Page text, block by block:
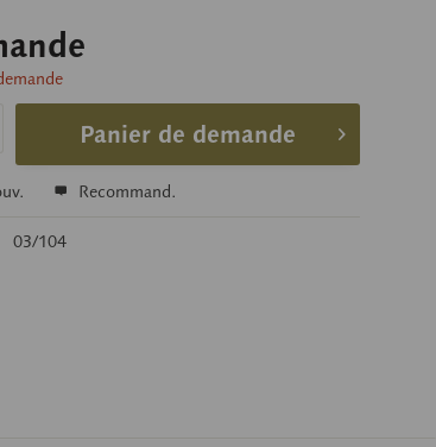
Panier de demande
Recommand.
03/104